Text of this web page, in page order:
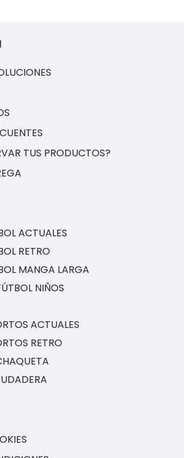
TUS PRODUCTOS?
ACTUALES
RETRO
MANGA LARGA
NIÑOS
ACTUALES
RETRO